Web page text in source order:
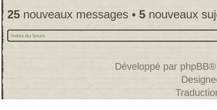
25 nouveaux messages • 5 nouveaux
Index du forum
Développé par phpBB®